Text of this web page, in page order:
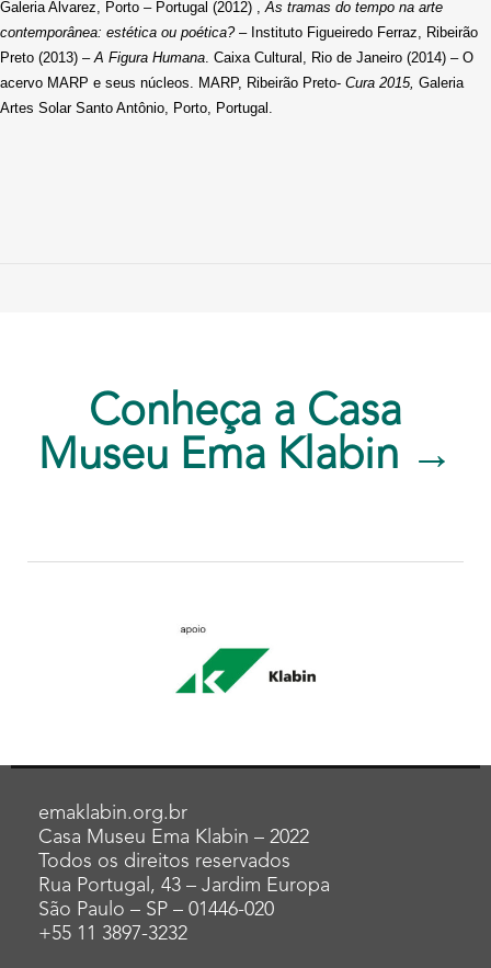
Galeria Alvarez, Porto – Portugal (2012) , As tramas do tempo na arte
contemporânea: estética ou poética?– Instituto Figueiredo Ferraz, Ribeirão
Preto (2013) – A Figura Humana . Caixa Cultural, Rio de Janeiro (2014) – O
acervo MARP e seus núcleos. MARP, Ribeirão Preto- Cura 2015, Galeria
Artes Solar Santo Antônio, Porto, Portugal.
Conheça a Casa
Museu Ema Klabin →
emaklabin.org.br
Casa Museu Ema Klabin – 2022
Todos os direitos reservados
Rua Portugal, 43 – Jardim Europa
São Paulo – SP – 01446-020
+55 11 3897-3232